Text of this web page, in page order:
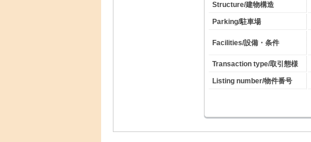
Structure/建物構造
Parking/駐車場
Facilities/設備・条件
Transaction type/取引態様
Listing number/物件番号